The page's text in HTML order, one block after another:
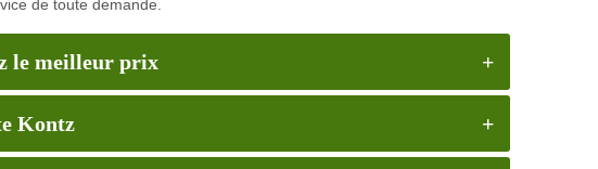
de toute demande.
le meilleur prix
Kontz